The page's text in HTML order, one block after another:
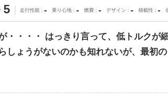
5 走行性能 - 乗り心地 - 燃費 - デザイン - 積載性 -
・・・・ はっきり言って、低トルクが
しょうがないのかも知れないが、最初